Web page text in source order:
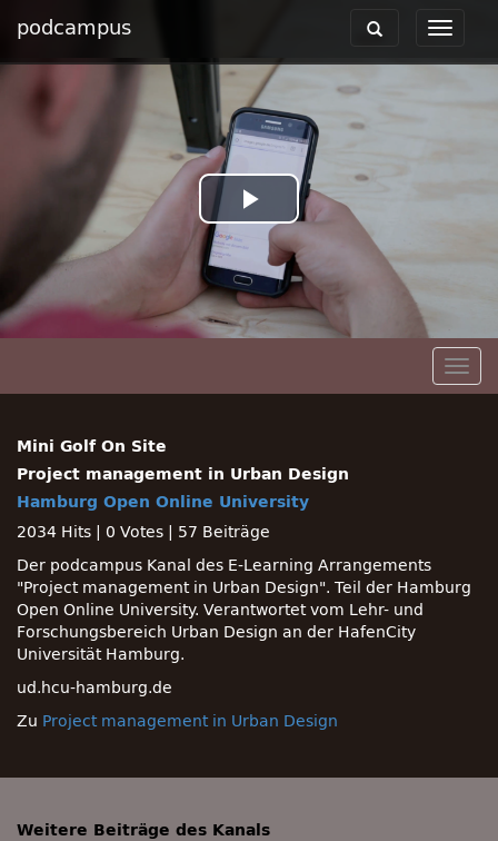
podcampus
Toggle
Toggle
Play
Video
Mini Golf On Site
Project management in Urban Design
Hamburg Open Online University
2034 Hits
0 Votes
57 Beiträge
Der podcampus Kanal des E-Learning Arrangements
Project management in Urban Design . Teil der Hamburg
Open Online University. Verantwortet vom Lehr- und
Forschungsbereich Urban Design an der HafenCity
Universität Hamburg.
ud.hcu-hamburg.de
Zu Project management in Urban Design
Weitere Beiträge des Kanals